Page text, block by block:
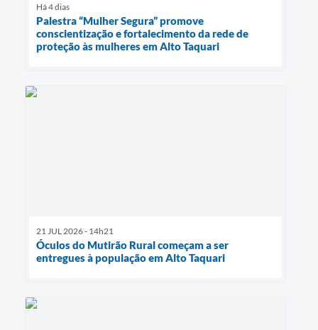
Há 4 dias
Palestra “Mulher Segura” promove
conscientização e fortalecimento da rede de
proteção às mulheres em Alto Taquari
21 JUL 2026 - 14h21
Óculos do Mutirão Rural começam a ser
entregues à população em Alto Taquari